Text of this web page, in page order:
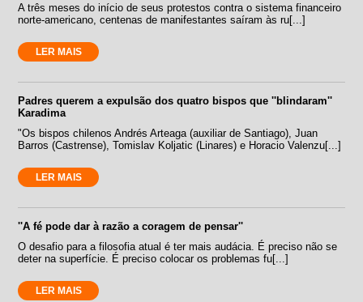
A três meses do início de seus protestos contra o sistema financeiro
norte-americano, centenas de manifestantes saíram às ru[...]
LER MAIS
Padres querem a expulsão dos quatro bispos que ''blindaram''
Karadima
"Os bispos chilenos Andrés Arteaga (auxiliar de Santiago), Juan
Barros (Castrense), Tomislav Koljatic (Linares) e Horacio Valenzu[...]
LER MAIS
''A fé pode dar à razão a coragem de pensar''
O desafio para a filosofia atual é ter mais audácia. É preciso não se
deter na superfície. É preciso colocar os problemas fu[...]
LER MAIS